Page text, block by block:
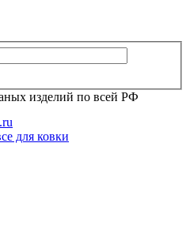
изделий по всей РФ